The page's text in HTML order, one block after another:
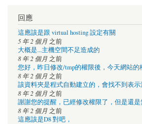
回應
這應該是跟 virtual hosting 設定有關
5 年 2 個月 之前
大概是...主機空間不足造成的
8 年 2 個月 之前
您好，昨日修改/tmp的權限後，今天網站的
8 年 2 個月 之前
該資料夾是程式自動建立的，會找不到表示
8 年 2 個月 之前
謝謝您的提醒，已經修改權限了，但是還
8 年 2 個月 之前
這應該是D8 對吧，